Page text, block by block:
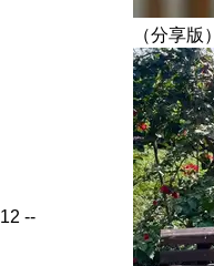
（分享版）
12 --